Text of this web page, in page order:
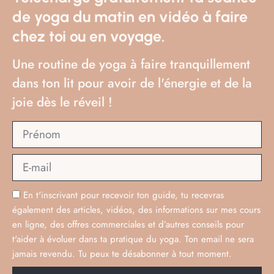
La balade en forêt pour les arbres, le vent, les
couleurs, les feuilles, les odeurs automnales.
Pour les jours de pluie, l’expo! 😉
9 – Quel personnage (réel ou de fiction)
célèbre aurais-tu aimé être ?
J’aime être moi, j’ai toujours du mal à répondre
à cette question. Mais quand j’étais petite,
j’avais envie d’être Tom Sawyer, courir la
campagne, vivre dans une cabane perchée
comme son pote et pêcher des poissons! 😉
J’avais aussi un gros faible pour Gigi, la petite
fille qui pouvait se transformer pour exercer
n’importe quel métier. J’étais déjà une adepte
du changement, de la magie et de la
de yoga du matin en vidéo à faire
chez toi ou en voyage.
Une routine de yoga à faire tranquillement
dans ton lit pour avoir de l'énergie et de la
joie dès le réveil !
En t'inscrivant pour recevoir ton guide, tu recevras
également des articles, vidéos, des informations sur mes cours
en ligne, des offres commerciales et d’autres conseils pour
t'aider à évoluer dans ta pratique du yoga. Ton email ne sera
jamais revendu. Tu peux te désabonner à tout moment.